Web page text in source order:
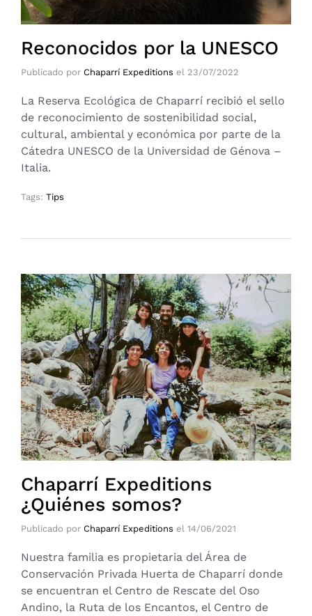
Reconocidos por la UNESCO
Publicado por Chaparrí Expeditions el 23/07/2022
La Reserva Ecológica de Chaparrí recibió el sello
de reconocimiento de sostenibilidad social,
cultural, ambiental y económica por parte de la
Cátedra UNESCO de la Universidad de Génova –
Italia.
Tags: Tips
Chaparrí Expeditions
¿Quiénes somos?
Publicado por Chaparrí Expeditions el 14/06/2021
Nuestra familia es propietaria del Área de
Conservación Privada Huerta de Chaparrí donde
se encuentran el Centro de Rescate del Oso
Andino, la Ruta de los Encantos, el Centro de